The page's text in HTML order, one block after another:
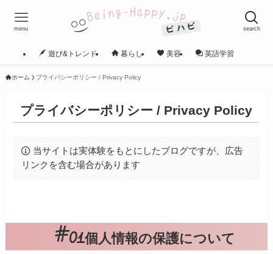
search
menu
遊び&トレンド 暮らし 美容 英語学習
ホーム プライバシーポリシー / Privacy Policy
プライバシーポリシー / Privacy Policy
当サイトは実体験をもとにしたブログですが、広告
リンクを含む場合があります
個人情報の保護について